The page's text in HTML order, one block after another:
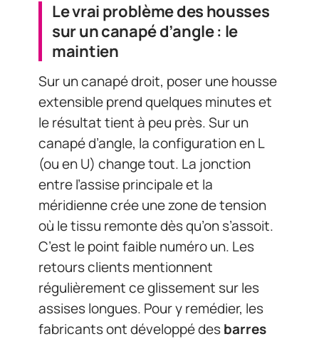
Le vrai problème des housses
sur un canapé d’angle : le
maintien
Sur un canapé droit, poser une housse
extensible prend quelques minutes et
le résultat tient à peu près. Sur un
canapé d’angle, la configuration en L
(ou en U) change tout. La jonction
entre l’assise principale et la
méridienne crée une zone de tension
où le tissu remonte dès qu’on s’assoit.
C’est le point faible numéro un. Les
retours clients mentionnent
régulièrement ce glissement sur les
assises longues. Pour y remédier, les
fabricants ont développé desbarres